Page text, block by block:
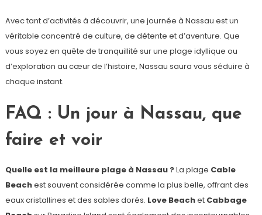
Avec tant d’activités à découvrir, une journée à Nassau est un
véritable concentré de culture, de détente et d’aventure. Que
vous soyez en quête de tranquillité sur une plage idyllique ou
d’exploration au cœur de l’histoire, Nassau saura vous séduire à
chaque instant.
FAQ : Un jour à Nassau, que
faire et voir
Quelle est la meilleure plage à Nassau ?La plage Cable
Beachest souvent considérée comme la plus belle, offrant des
eaux cristallines et des sables dorés. Love Beachet Cabbage